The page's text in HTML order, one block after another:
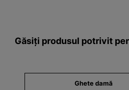
Găsiți produsul potrivit
Ghete damă